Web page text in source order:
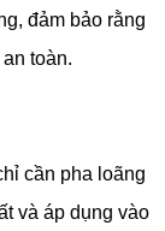
đảm bảo rằng
toàn.
cần pha loãng
và áp dụng vào